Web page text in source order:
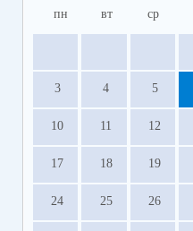
пн вт ср
3 4 5
10 11 12
17 18 19
24 25 26